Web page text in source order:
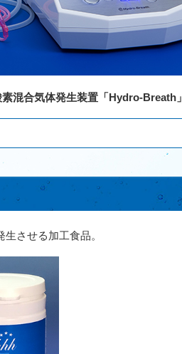
混合気体発生装置「Hydro-Breath」
させる加工食品。